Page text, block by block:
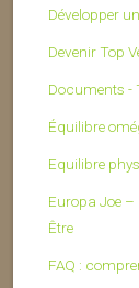
Développer
Devenir Top
Documents -
Équilibre
Equilibre
Europa Joe
Être
FAQ :